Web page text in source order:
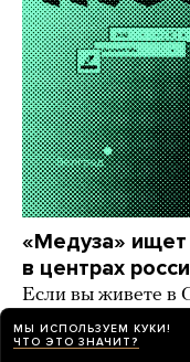
«Медуза»
в центрах
Если вы живете в
комьюнити, —
МЫ ИСПОЛЬЗУЕМ КУКИ!
ЧТО ЭТО ЗНАЧИТ?